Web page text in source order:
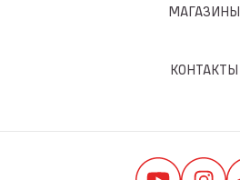
МАГАЗИНЫ
КОНТАКТЫ